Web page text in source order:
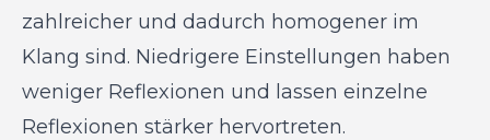
zahlreicher und dadurch homogener im
Klang sind. Niedrigere Einstellungen haben
weniger Reflexionen und lassen einzelne
Reflexionen stärker hervortreten.